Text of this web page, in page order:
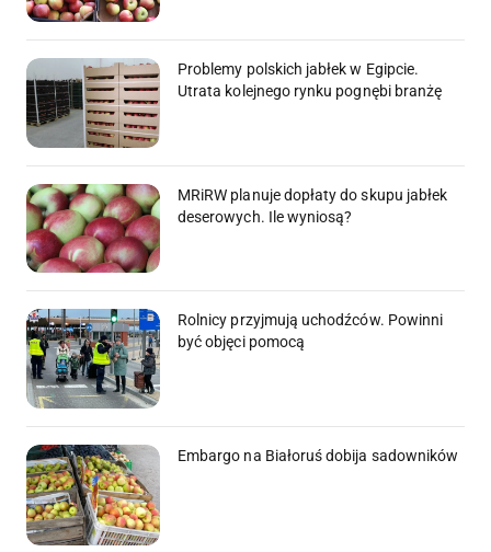
Problemy polskich jabłek w Egipcie.
Utrata kolejnego rynku pognębi branżę
MRiRW planuje dopłaty do skupu jabłek
deserowych. Ile wyniosą?
Rolnicy przyjmują uchodźców. Powinni
być objęci pomocą
Embargo na Białoruś dobija sadowników